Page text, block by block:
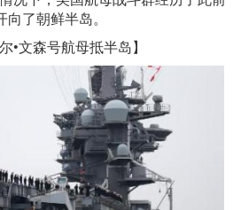
了朝鲜半岛。
文森号航母抵半岛】